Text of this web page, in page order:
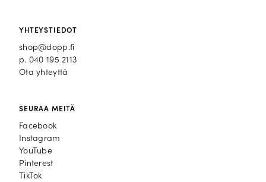
YHTEYSTIEDOT
shop@dopp.fi
p. 040 195 2113
Ota yhteyttä
SEURAA MEITÄ
Facebook
Facebook
Instagram
Instagram
YouTube
YouTube
Pinterest
Pinterest
TikTok
TikTok